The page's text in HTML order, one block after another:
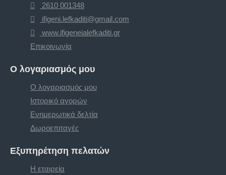
2610 001348
ifigeni.lefkaditi@gmail.com
www.ifigeneialefkaditi.gr
Επικοινωνία
Ο λογαριασμός μου
Ο λογαριασμός μου
Ιστορικό αγορών
Ενημερωτικά δελτία
Δωροεπιταγές
Εξυπηρέτηση πελατών
Η εταιρεία